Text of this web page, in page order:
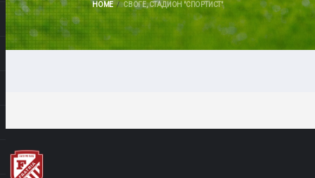
HOME СВОГЕ, СТАДИОН "СПОРТИСТ"